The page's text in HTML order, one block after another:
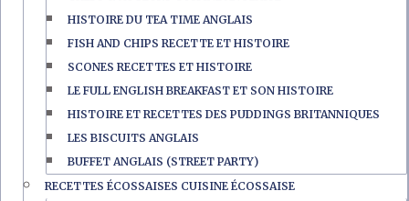
HISTOIRE DU TEA TIME ANGLAIS
FISH AND CHIPS RECETTE ET HISTOIRE
SCONES RECETTES ET HISTOIRE
LE FULL ENGLISH BREAKFAST ET SON HISTOIRE
HISTOIRE ET RECETTES DES PUDDINGS BRITANNIQUES
LES BISCUITS ANGLAIS
BUFFET ANGLAIS (STREET PARTY)
RECETTES ÉCOSSAISES CUISINE ÉCOSSAISE